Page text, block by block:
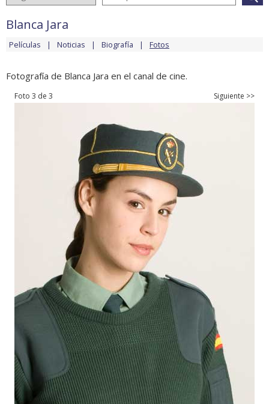
Blanca Jara
Películas Noticias Biografía Fotos
Fotografía de Blanca Jara en el canal de cine.
Foto 3 de 3 Siguiente >>